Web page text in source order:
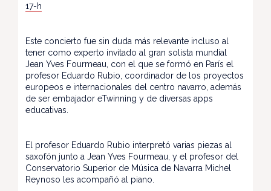
17-h
Este concierto fue sin duda más relevante incluso al
tener como experto invitado al gran solista mundial
Jean Yves Fourmeau, con el que se formó en París el
profesor Eduardo Rubio, coordinador de los proyectos
europeos e internacionales del centro navarro, además
de ser embajador eTwinning y de diversas apps
educativas.
El profesor Eduardo Rubio interpretó varias piezas al
saxofón junto a Jean Yves Fourmeau, y el profesor del
Conservatorio Superior de Música de Navarra Michel
Reynoso les acompañó al piano.